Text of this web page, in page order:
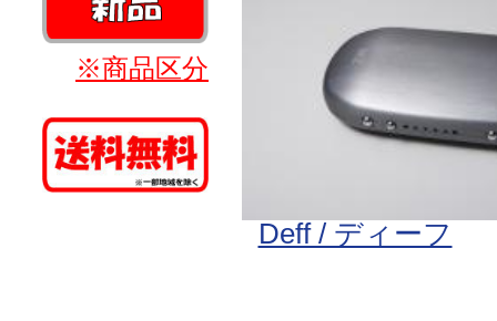
※商品区分
Deff / ディーフ